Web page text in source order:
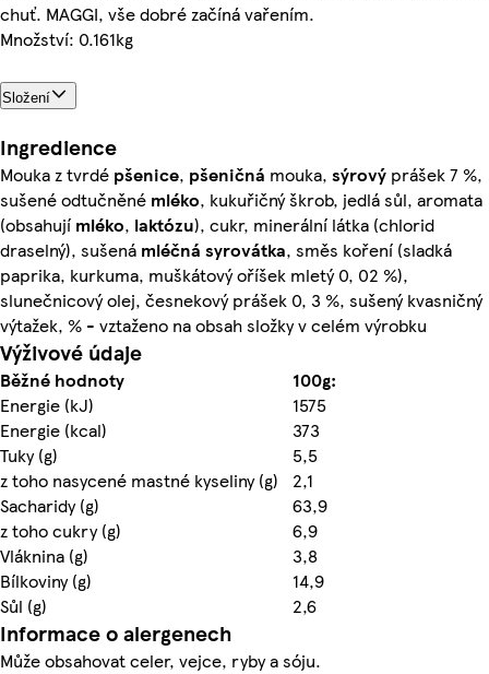
chuť. MAGGI, vše dobré začíná vařením.
Množství: 0.161kg
Složení
Ingredience
Mouka z tvrdé pšenice, pšeničná mouka, sýrový prášek 7 %,
sušené odtučněné mléko, kukuřičný škrob, jedlá sůl, aromata
(obsahují mléko, laktózu), cukr, minerální látka (chlorid
draselný), sušená mléčná syrovátka, směs koření (sladká
paprika, kurkuma, muškátový oříšek mletý 0, 02 %),
slunečnicový olej, česnekový prášek 0, 3 %, sušený kvasničný
výtažek, % - vztaženo na obsah složky v celém výrobku
Výživové údaje
Běžné hodnoty
100g:
Energie (kJ)
1575
Energie (kcal)
373
Tuky (g)
5,5
z toho nasycené mastné kyseliny (g)
2,1
Sacharidy (g)
63,9
z toho cukry (g)
6,9
Vláknina (g)
3,8
Bílkoviny (g)
14,9
Sůl (g)
2,6
Informace o alergenech
Může obsahovat celer, vejce, ryby a sóju.